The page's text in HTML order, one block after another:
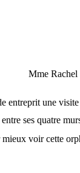
Mme Rachel
une
ses quatre
voir cette